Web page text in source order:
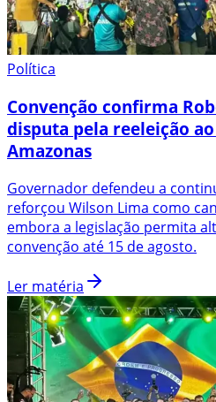
Política
Convenção confirma
disputa pela reeleição
Amazonas
Governador defendeu a
reforçou Wilson Lima como
embora a legislação permita
convenção até 15 de agosto.
Ler matéria